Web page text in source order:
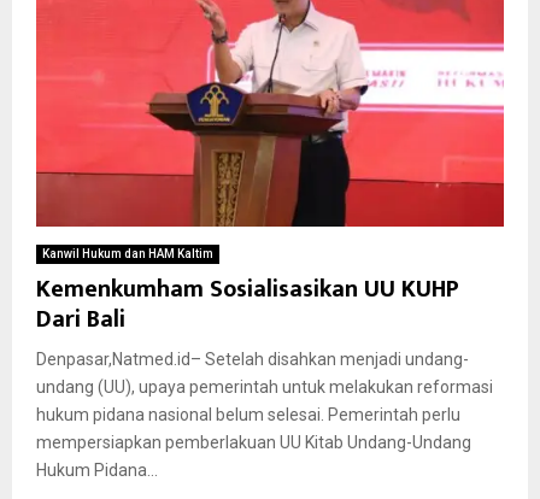
Kanwil Hukum dan HAM Kaltim
Kemenkumham Sosialisasikan UU KUHP
Dari Bali
Denpasar,Natmed.id– Setelah disahkan menjadi undang-
undang (UU), upaya pemerintah untuk melakukan reformasi
hukum pidana nasional belum selesai. Pemerintah perlu
mempersiapkan pemberlakuan UU Kitab Undang-Undang
Hukum Pidana...